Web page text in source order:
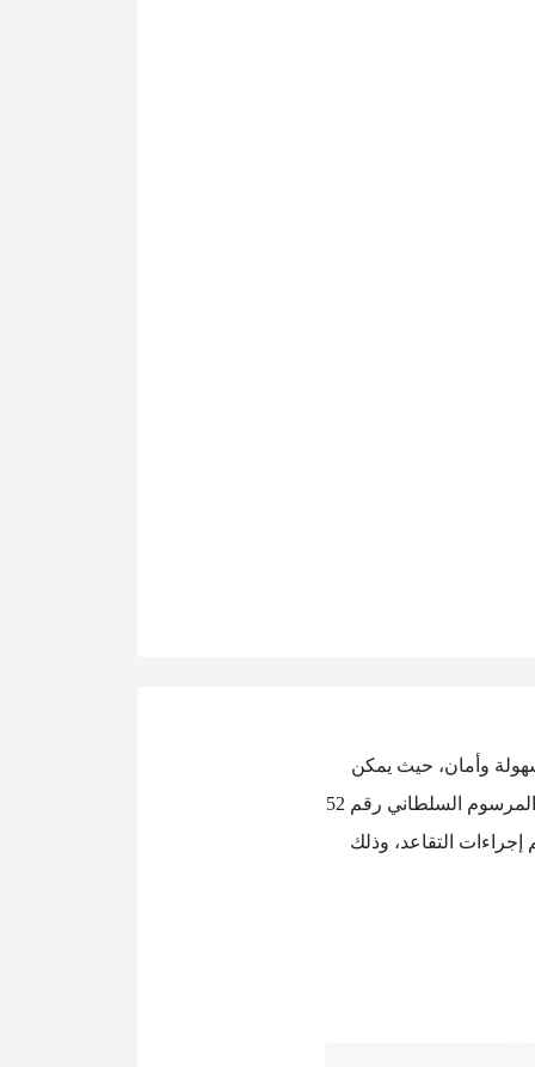
وأمان، حيث يمكن
للمستفيدين التعرف على التعديلات الجديدة في نظام التقاعد وشروط الاستحقاق والمعاشات وفق المرسوم السلطاني رقم 52
إجراءات التقاعد، وذلك